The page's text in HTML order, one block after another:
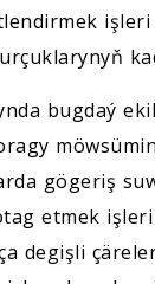
bugdaý
gögeriş
etmek
degişli